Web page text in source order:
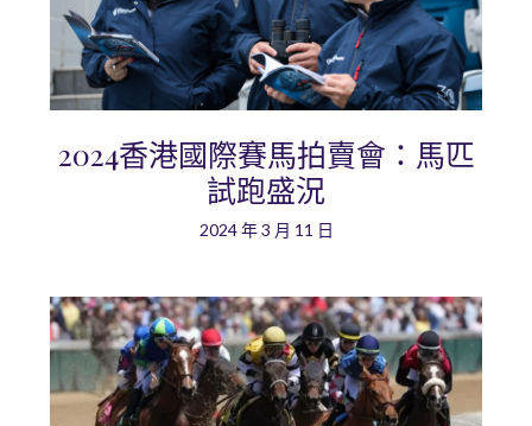
2024香港國際賽馬拍賣會：馬匹
試跑盛況
2024 年 3 月 11 日